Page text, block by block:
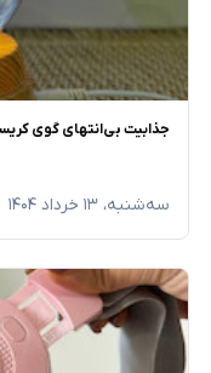
جذابیت بی‌انتهای گوی
سه‌شنبه، ۱۳ خرداد ۱۴۰۴